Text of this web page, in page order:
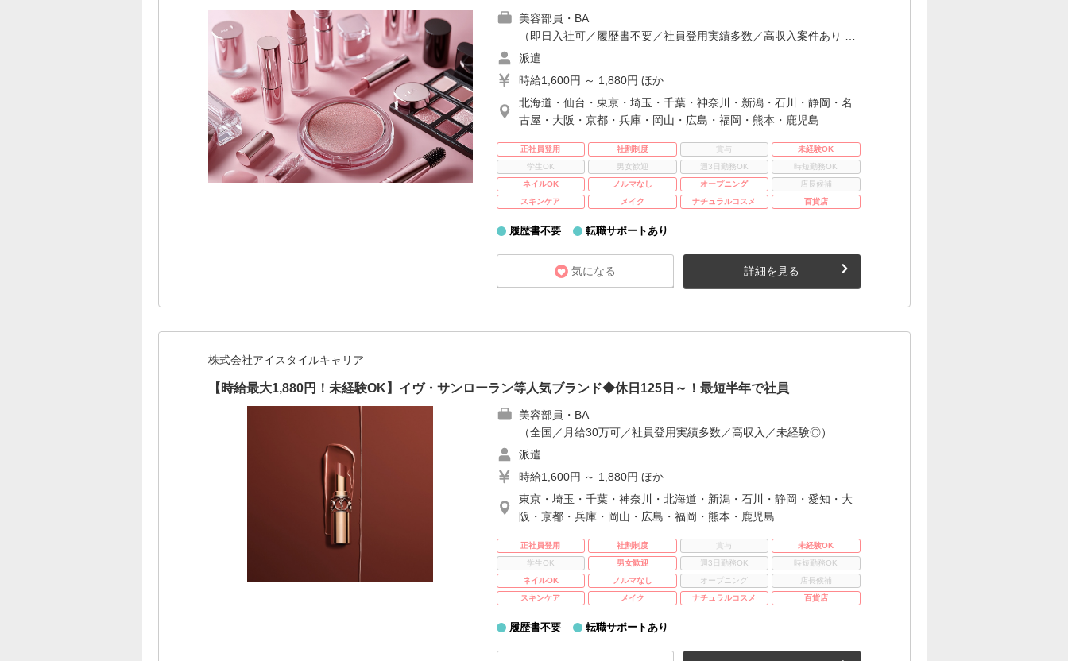
美容部員・BA
（即日入社可／履歴書不要／社員登用実績多数／高収入案件あり …
派遣
時給1,600円 ～ 1,880円 ほか
北海道・仙台・東京・埼玉・千葉・神奈川・新潟・石川・静岡・名
古屋・大阪・京都・兵庫・岡山・広島・福岡・熊本・鹿児島
正社員登用 社割制度 賞与
未経験OK
学生OK
男女歓迎 週3日勤務OK
時短勤務OK
ネイルOK
ノルマなし オープニング
店長候補
スキンケア
メイク ナチュラルコスメ 百貨店
履歴書不要 転職サポートあり
気になる 詳細を見る
株式会社アイスタイルキャリア
【時給最大1,880円！未経験OK】イヴ・サンローラン等人気ブランド◆休日125日～！最短半年で社員
美容部員・BA
（全国／月給30万可／社員登用実績多数／高収入／未経験◎）
派遣
時給1,600円 ～ 1,880円 ほか
東京・埼玉・千葉・神奈川・北海道・新潟・石川・静岡・愛知・大
阪・京都・兵庫・岡山・広島・福岡・熊本・鹿児島
正社員登用 社割制度 賞与
未経験OK
学生OK
男女歓迎 週3日勤務OK
時短勤務OK
ネイルOK
ノルマなし オープニング
店長候補
スキンケア
メイク ナチュラルコスメ 百貨店
履歴書不要 転職サポートあり